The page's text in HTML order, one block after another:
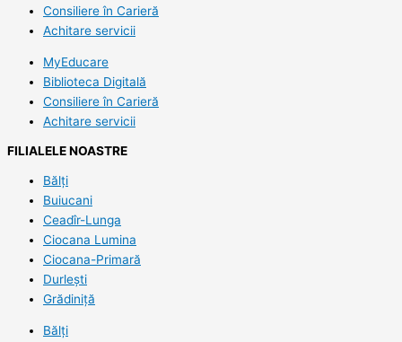
Consiliere în Carieră
Achitare servicii
MyEducare
Biblioteca Digitală
Consiliere în Carieră
Achitare servicii
FILIALELE NOASTRE
Bălți
Buiucani
Ceadîr-Lunga
Ciocana Lumina
Ciocana-Primară
Durlești
Grădiniță
Bălți